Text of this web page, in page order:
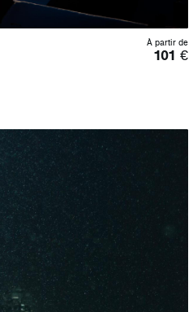
À partir de
101€